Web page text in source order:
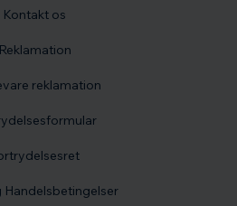
Kontakt os
Reklamation
reklamation
Handelsbetingelser